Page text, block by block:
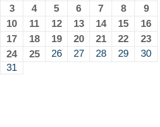
3
4 5 6 7 8
9
10
11 12 13 14 15
16
17
18 19 20 21 22
23
24
25 26 27 28 29
30
31